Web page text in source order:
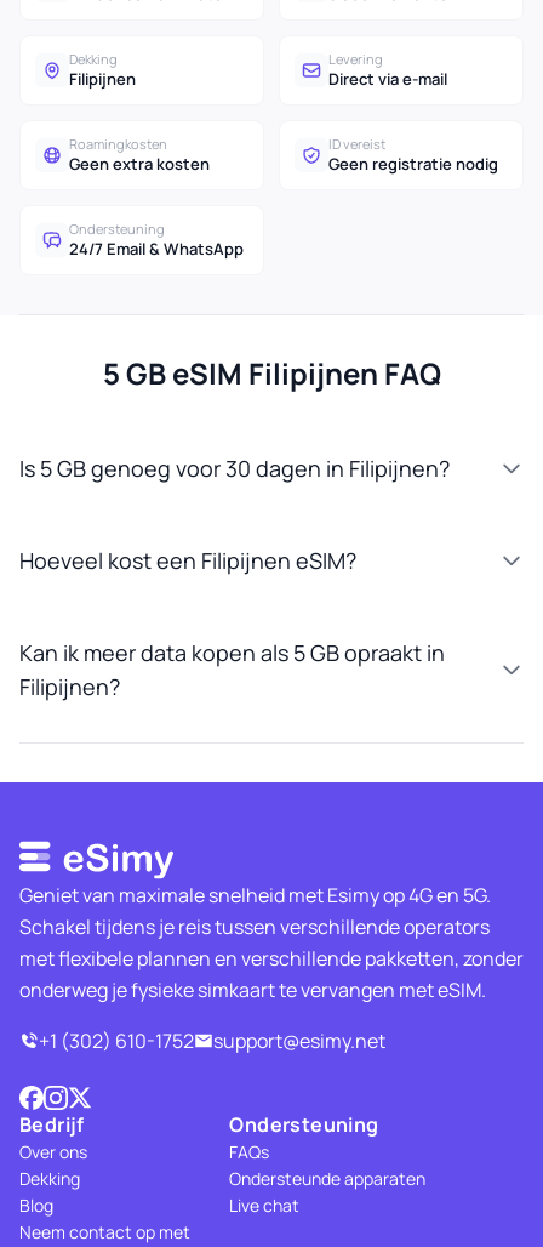
Dekking
Filipijnen
Levering
Direct via e-mail
Roamingkosten
Geen extra kosten
ID vereist
Geen registratie nodig
Ondersteuning
24/7 Email & WhatsApp
5 GB eSIM Filipijnen FAQ
Is 5 GB genoeg voor 30 dagen in Filipijnen?
Hoeveel kost een Filipijnen eSIM?
Kan ik meer data kopen als 5 GB opraakt in
Filipijnen?
Geniet van maximale snelheid met Esimy op 4G en 5G.
Schakel tijdens je reis tussen verschillende operators
met flexibele plannen en verschillende pakketten, zonder
onderweg je fysieke simkaart te vervangen met eSIM.
+1 (302) 610-1752
support@esimy.net
Bedrijf
Over ons
Dekking
Blog
Neem contact op met
Ondersteuning
FAQs
Ondersteunde apparaten
Live chat